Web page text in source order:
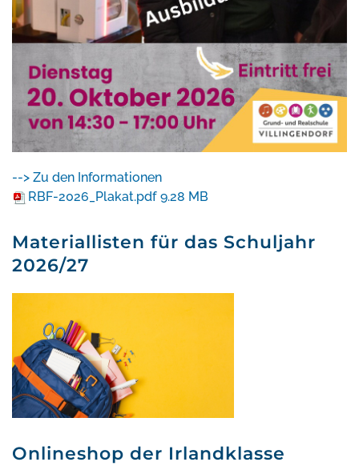
--> Zu den Informationen
RBF-2026_Plakat.pdf 9.28 MB
Materiallisten für das Schuljahr
2026/27
Onlineshop der Irlandklasse